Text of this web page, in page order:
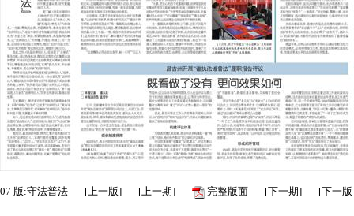
07 版:守法普法 [上一版] [上一期] 完整版面 [下一期] [下一版